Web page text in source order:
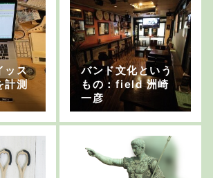
ッス
計測
バンド文化という
もの：field 洲崎
一彦